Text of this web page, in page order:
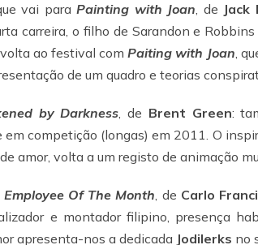
vai paraPainting with Joan, de Jack
carreira, o filho de Sarandon e
ao festival comPaiting with Joan,
de um quadro e teorias
by Darkness, de Brent Green:
em competição (longas) em 2011. O
amor, volta a um registo de animação
Employee Of The Month, de Carlo
e montador filipino, presença
apresenta-nos a dedicada Jodilerks no